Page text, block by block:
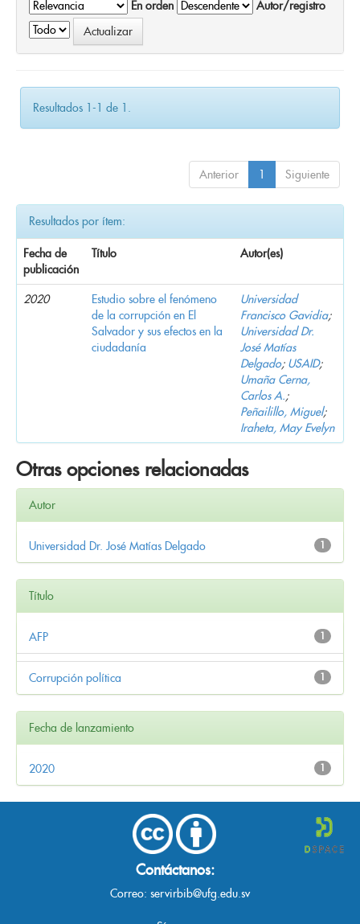
En orden
Autor/registro
Resultados 1-1 de 1.
Anterior 1 Siguiente
Resultados por ítem:
Fecha de
publicación
Título Autor(es)
2020
Estudio sobre el fenómeno
de la corrupción en El
Salvador y sus efectos en la
ciudadanía
Universidad
Francisco Gavidia;
Universidad Dr.
José Matías
Delgado; USAID;
Umaña Cerna,
Carlos A.;
Peñailillo, Miguel;
Iraheta, May Evelyn
Otras opciones relacionadas
Autor
1
Universidad Dr. José Matías Delgado
Título
1
AFP
1
Corrupción política
Fecha de lanzamiento
1
2020
Contáctanos:
Correo: servirbib@ufg.edu.sv